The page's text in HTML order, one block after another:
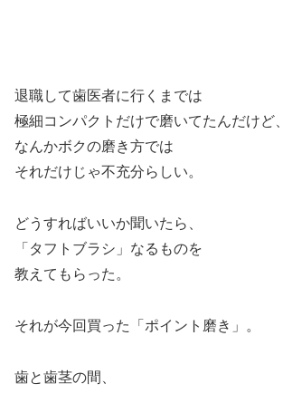
退職して歯医者に行くまでは
極細コンパクトだけで磨いてたんだけど、
なんかボクの磨き方では
それだけじゃ不充分らしい。
どうすればいいか聞いたら、
「タフトブラシ」なるものを
教えてもらった。
それが今回買った「ポイント磨き」。
歯と歯茎の間、